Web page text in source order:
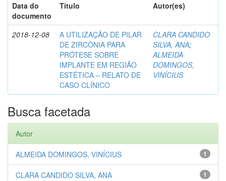
Data do
documento
Título Autor(es)
2018-12-08
A UTILIZAÇÃO DE PILAR
DE ZIRCÔNIA PARA
PRÓTESE SOBRE
IMPLANTE EM REGIÃO
ESTÉTICA – RELATO DE
CASO CLÍNICO
CLARA CANDIDO
SILVA, ANA;
ALMEIDA
DOMINGOS,
VINÍCIUS
Busca facetada
Autor
1
ALMEIDA DOMINGOS, VINÍCIUS
1
CLARA CANDIDO SILVA, ANA